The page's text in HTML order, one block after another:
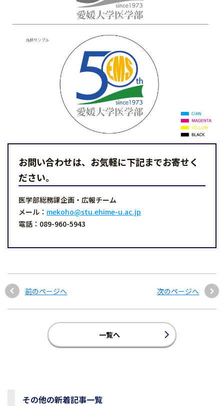
お問い合わせは、お気軽に下記までお寄せく
ださい。
医学部総務課企画・広報チーム
メール： mekoho@stu.ehime-u.ac.jp
電話：089-960-5943
前のページへ 次のページへ
一覧へ
その他の新着記事一覧